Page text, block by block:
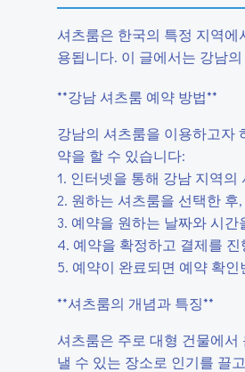
셔츠룸은 한국의 특정 지역
용됩니다. 이 글에서는 강남
**강남 셔츠룸 예약 방법**
강남의 셔츠룸을 이용하고자
약을 할 수 있습니다:
1. 인터넷을 통해 강남 지역의
2. 원하는 셔츠룸을 선택한
3. 예약을 원하는 날짜와 시
4. 예약을 확정하고 결제를 진
5. 예약이 완료되면 예약 확
**셔츠룸의 개념과 특징**
셔츠룸은 주로 대형 건물에
낼 수 있는 장소로 인기를 끌